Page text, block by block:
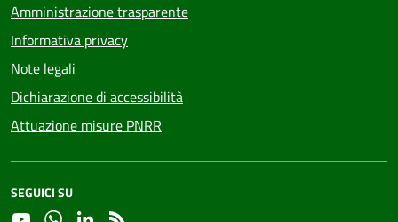
Amministrazione trasparente
Informativa privacy
Note legali
Dichiarazione di accessibilità
Attuazione misure PNRR
SEGUICI SU